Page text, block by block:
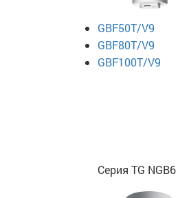
GBF50T/V9
GBF80T/V9
GBF100T/V9
Серия TG NGB6